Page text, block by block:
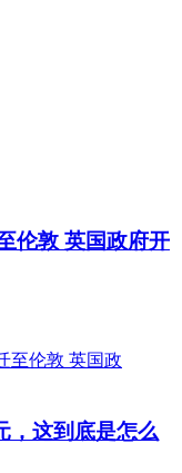
伦敦 英国政府开
，这到底是怎么